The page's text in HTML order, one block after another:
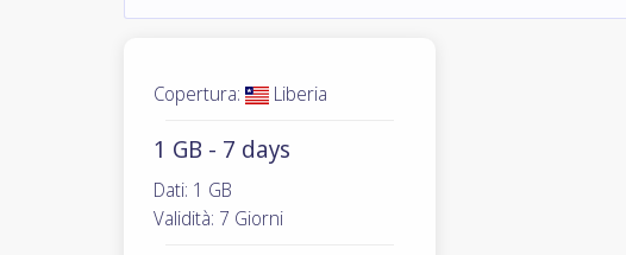
Copertura: Liberia
1 GB - 7 days
Dati: 1 GB
Validità: 7 Giorni